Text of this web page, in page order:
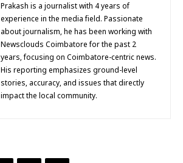
Prakash is a journalist with 4 years of
experience in the media field. Passionate
about journalism, he has been working with
Newsclouds Coimbatore for the past 2
years, focusing on Coimbatore-centric news.
His reporting emphasizes ground-level
stories, accuracy, and issues that directly
impact the local community.